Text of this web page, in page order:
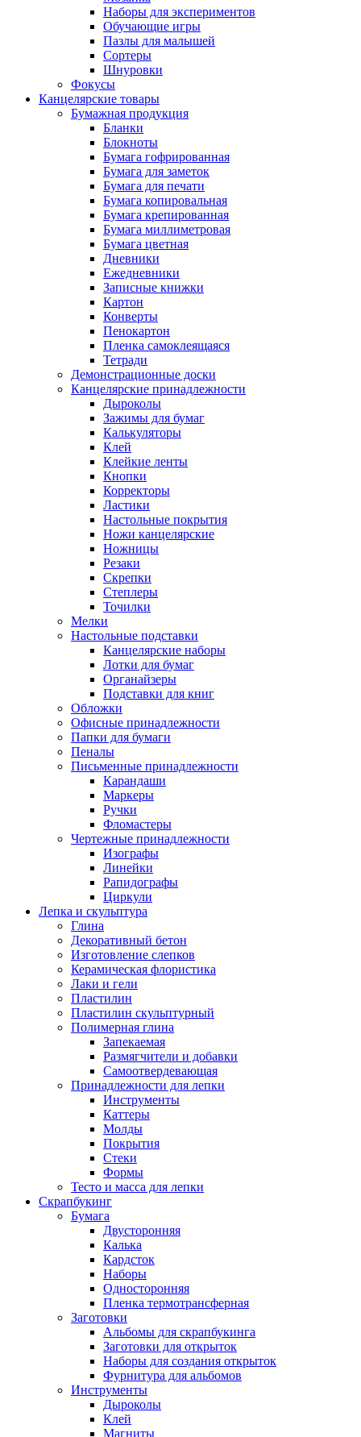
Наборы для экспериментов
Обучающие игры
Пазлы для малышей
Сортеры
Шнуровки
Фокусы
Канцелярские товары
Бумажная продукция
Бланки
Блокноты
Бумага гофрированная
Бумага для заметок
Бумага для печати
Бумага копировальная
Бумага крепированная
Бумага миллиметровая
Бумага цветная
Дневники
Ежедневники
Записные книжки
Картон
Конверты
Пенокартон
Пленка самоклеящаяся
Тетради
Демонстрационные доски
Канцелярские принадлежности
Дыроколы
Зажимы для бумаг
Калькуляторы
Клей
Клейкие ленты
Кнопки
Корректоры
Ластики
Настольные покрытия
Ножи канцелярские
Ножницы
Резаки
Скрепки
Степлеры
Точилки
Мелки
Настольные подставки
Канцелярские наборы
Лотки для бумаг
Органайзеры
Подставки для книг
Обложки
Офисные принадлежности
Папки для бумаги
Пеналы
Письменные принадлежности
Карандаши
Маркеры
Ручки
Фломастеры
Чертежные принадлежности
Изографы
Линейки
Рапидографы
Циркули
Лепка и скульптура
Глина
Декоративный бетон
Изготовление слепков
Керамическая флористика
Лаки и гели
Пластилин
Пластилин скульптурный
Полимерная глина
Запекаемая
Размягчители и добавки
Самоотвердевающая
Принадлежности для лепки
Инструменты
Каттеры
Молды
Покрытия
Стеки
Формы
Тесто и масса для лепки
Скрапбукинг
Бумага
Двусторонняя
Калька
Кардсток
Наборы
Односторонняя
Пленка термотрансферная
Заготовки
Альбомы для скрапбукинга
Заготовки для открыток
Наборы для создания открыток
Фурнитура для альбомов
Инструменты
Дыроколы
Клей
Магниты